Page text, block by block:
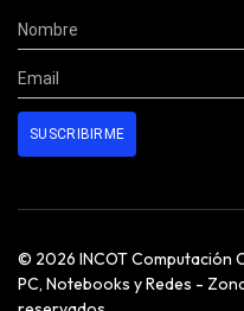
© 2026 INCOT Computación
PC, Notebooks y Redes -